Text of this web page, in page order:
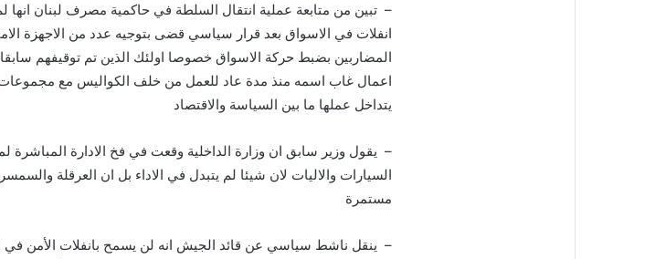
– تبين من متابعة عملية انتقال السلطة في حاكمية مصرف لبنان انها
انفلات في الاسواق بعد قرار سياسي قضى بتوجيه عدد من الاجهزة
المضاربين بضبط حركة الاسواق خصوصا اولئك الذين تم توقيفهم
اعمال غاب اسمه منذ مدة عاد للعمل من خلف الكواليس مع مجموعات
يتداخل عملها ما بين السياسة والاقتصاد
– يقول وزير سابق ان وزارة الداخلية وقعت في فخ الادارة المباشرة
السيارات والاليات لان شيئا لم يتبدل في الاداء بل ان العرقلة
مستمرة
– ينقل ناشط سياسي عن قائد الجيش انه لن يسمح بانفلات الأمن في